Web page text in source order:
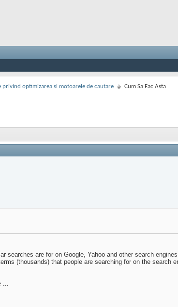
privind optimizarea si motoarele de cautare Cum Sa Fac Asta
searches are for on Google, Yahoo and other search
(thousands) that people are searching for on the search
...